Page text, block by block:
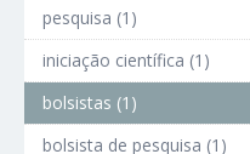
pesquisa (1)
iniciação científica (1)
bolsistas (1)
bolsista de pesquisa (1)